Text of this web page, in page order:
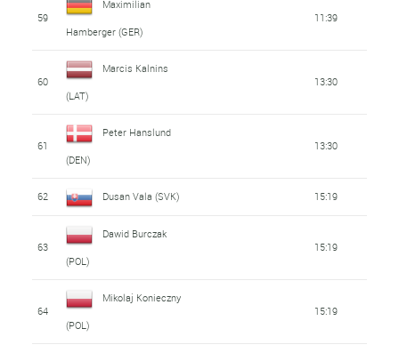
59
Maximilian
Hamberger (GER)
11:39
60
Marcis Kalnins
(LAT)
13:30
61
Peter Hanslund
(DEN)
13:30
62 Dusan Vala (SVK) 15:19
63
Dawid Burczak
(POL)
15:19
64
Mikolaj Konieczny
(POL)
15:19